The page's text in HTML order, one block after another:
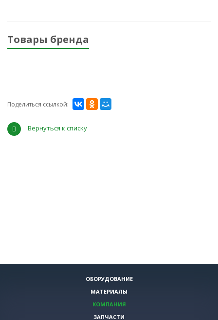
Товары бренда
Поделиться ссылкой:
Вернуться к списку
ОБОРУДОВАНИЕ
МАТЕРИАЛЫ
КОМПАНИЯ
ЗАПЧАСТИ